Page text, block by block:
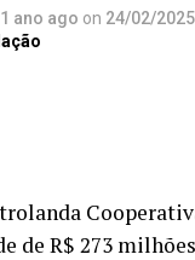
1 ano ago on 24/02/2025
de R$ 273